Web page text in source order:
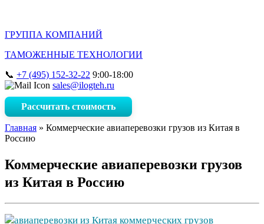
ГРУППА КОМПАНИЙ
ТАМОЖЕННЫЕ ТЕХНОЛОГИИ
+7 (495) 152-32-22 9:00-18:00
sales@ilogteh.ru
Рассчитать стоимость
Главная » Коммерческие авиаперевозки грузов из Китая в
Россию
Коммерческие авиаперевозки грузов
из Китая в Россию